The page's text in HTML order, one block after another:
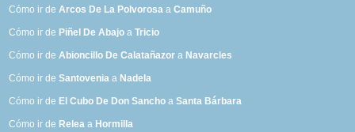
Cómo ir deArcos De La Polvorosa aCamuño
Cómo ir de Piñel De Abajo aTricio
Cómo ir deAbioncillo De Calatañazor a Navarcles
Cómo ir deSantovenia a Nadela
Cómo ir de El Cubo De Don Sancho aSanta Bárbara
Cómo ir de Relea a Hormilla